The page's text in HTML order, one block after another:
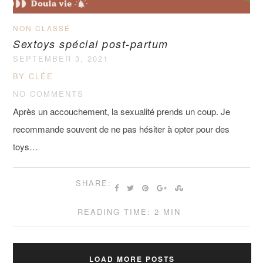
NON CLASSÉ
Sextoys spécial post-partum
SEPTEMBER 3, 2021
BY CLÉE
NO COMMENTS
Après un accouchement, la sexualité prends un coup. Je
recommande souvent de ne pas hésiter à opter pour des
toys…
SHARE:
READING TIME: 2 MIN
LOAD MORE POSTS